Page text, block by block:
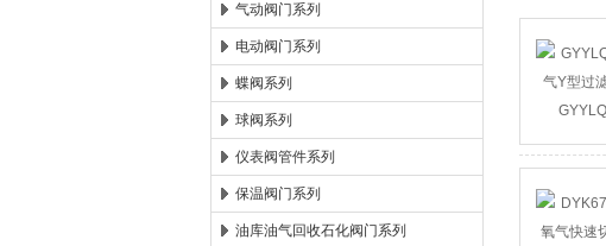
郑州森玛自控阀门有限公司
气动阀门系列
电动阀门系列
蝶阀系列
球阀系列
仪表阀管件系列
保温阀门系列
油库油气回收石化阀门系列